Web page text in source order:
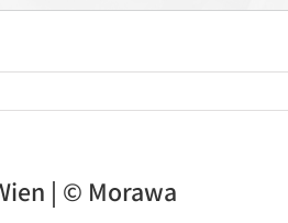
| © Morawa